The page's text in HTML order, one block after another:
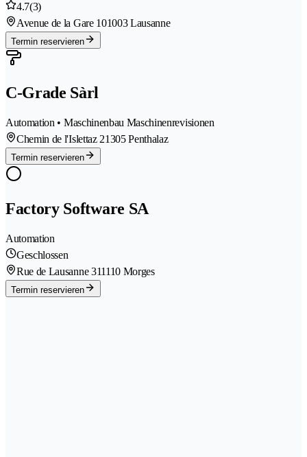
4.7(3)
Avenue de la Gare 101003 Lausanne
Termin reservieren
C-Grade Sàrl
Automation • Maschinenbau Maschinenrevisionen
Chemin de l'Islettaz 21305 Penthalaz
Termin reservieren
Factory Software SA
Automation
Geschlossen
Rue de Lausanne 311110 Morges
Termin reservieren